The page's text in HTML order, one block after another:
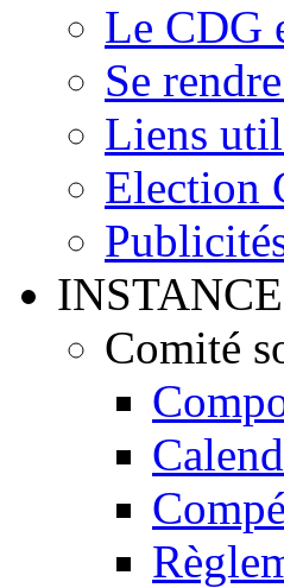
Le CDG
Se
Liens
Election
Comité